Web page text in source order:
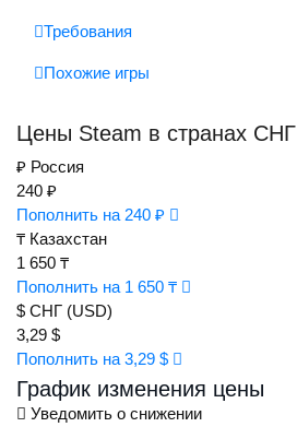
Требования
Похожие игры
Цены Steam в странах СНГ
₽ Россия
240 ₽
Пополнить на 240 ₽
₸ Казахстан
1 650 ₸
Пополнить на 1 650 ₸
$ СНГ (USD)
3,29 $
Пополнить на 3,29 $
График изменения цены
Уведомить о снижении